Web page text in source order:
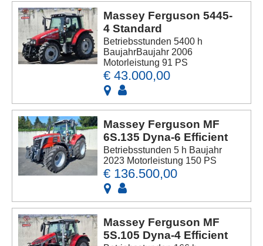
Massey Ferguson 5445-
4 Standard
Betriebsstunden 5400 h
BaujahrBaujahr 2006
Motorleistung 91 PS
€ 43.000,00
Massey Ferguson MF
6S.135 Dyna-6 Efficient
Betriebsstunden 5 h Baujahr
2023 Motorleistung 150 PS
€ 136.500,00
Massey Ferguson MF
5S.105 Dyna-4 Efficient